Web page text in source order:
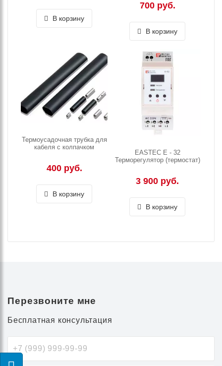
В корзину
700 руб.
В корзину
Термоусадочная трубка для
кабеля с колпачком
400 руб.
В корзину
EASTEC E - 32
Терморегулятор (термостат)
3 900 руб.
В корзину
Перезвоните мне
Бесплатная консультация